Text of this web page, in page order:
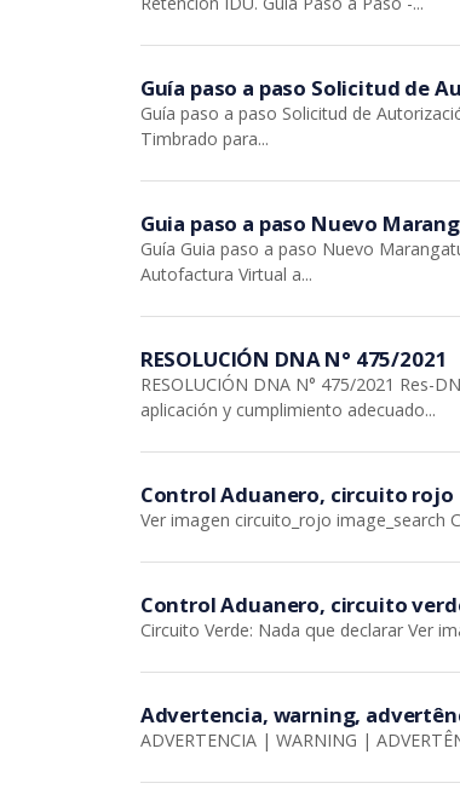
Guía paso a paso Solicitud de
Guía paso a paso Solicitud de
Timbrado para...
Guia paso a paso Nuevo
Guía Guia paso a paso Nuevo
Autofactura Virtual a...
RESOLUCIÓN DNA N° 475/2021
RESOLUCIÓN DNA N° 475/2021 Res-
aplicación y cumplimiento adecuado...
Control Aduanero, circuito rojo
Ver imagen circuito_rojo image_search
Control Aduanero, circuito
Circuito Verde: Nada que declarar Ver
Advertencia, warning,
ADVERTENCIA | WARNING |